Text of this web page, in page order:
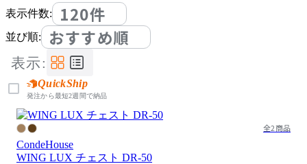
表示件数:
120件
並び順: おすすめ順
表示:
QuickShip
発注から最短2週間で納品
全2商品
CondeHouse
WING LUX チェスト DR-50